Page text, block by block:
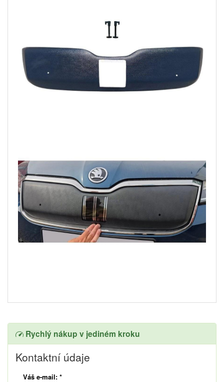
Rychlý nákup v jediném kroku
Kontaktní údaje
Váš e-mail: *